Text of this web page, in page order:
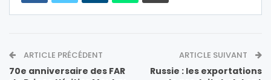
ARTICLE PRÉCÉDENT
70e anniversaire des FAR
ARTICLE SUIVANT
Russie : les exportations